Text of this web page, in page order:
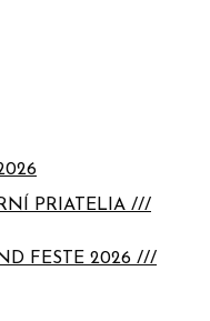
PRIATELIA ///
FESTE 2026 ///